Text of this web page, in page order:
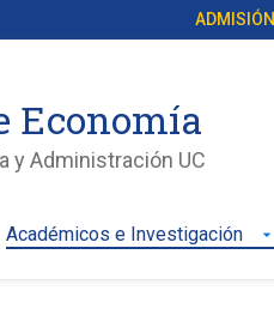
ADMISIÓN
Economía
y Administración UC
Académicos e Investigación arrow_drop_down